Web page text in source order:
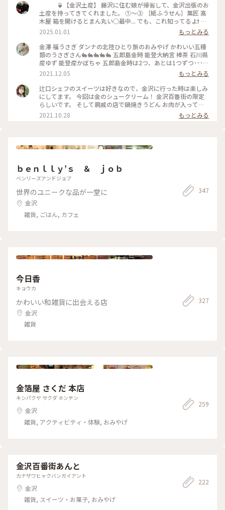
🍵【金沢土産】 藤沢に住む娘が帰省して、金沢出張のお
土産を持ってきてくれました。 ①～③ ［紙ふうせん］菓匠 髙
木屋 箱を開けるとまん丸い○最中... でも、これ知ってるよ❗ ち
ょうど実家で集まっていたので半分に割ってみ❗ うまく割ると
中には寒天ゼリー(錦玉)が出てくる 最中の色によって中の味が
違う 🍇ぶどう 🍋レモン 🍸白ワイン 🤎黒糖 でもね....
うちの家族みんな味音痴なので、議論するもどれがどの味かわ
からず😂🤣 最後には中のゼリーを食べてからになった最中皮
の半分に栗きんとんを詰めて 「🌰栗最中じゃ❗」と食べる姪 ...
そうすると、みんな真似しちゃうんだよね🤣😂🤣😂🤣😂
④［わり氷］村上製菓所 砂糖・寒天・白山の伏流水 原材料が
この3つのみ 外はカリッと中はしっとり 見た目は✨宝石みたい
袋を開けるとあっという間に食べちゃった ⑤［五郎島金時
芋］甘納豆かわむら 金沢にし茶屋街にある有名な甘納豆屋さ
んだけど、🍠芋の煮物を食べている感じ。 出張に行く前に金沢
の名店街で購入しているので下⬇のスポットにしてあります #
2025.01.01
もっとみる
金澤 福うさぎ ダンナの北陸ひとり旅のおみやげ かわいい五種
類のうさぎさん🐇🐇🐇🐇🐇 五郎島金時 能登大納言 棒茶 石川県
産ゆず 能登産かぼちゃ 五郎島金時は2つ、あとは1つずつ･･･
つまり、私が5つで、ダンナが1つだね‼️笑 今日は、左のうす緑
色の棒茶うさぎをいただきました🍵 香ばしい加賀棒茶餡が口
の中で上品に広がります😋まだまだあと4つ楽しみ～♡ #石川#
金沢#金澤#福うさぎ#うさぎ#まんじゅう#ひゃくまんさん#お
みやげ
2021.12.05
もっとみる
辻口シェフのスイーツは好きなので、金沢に行った時は楽しみ
にしてます。 今回は金のシュークリーム！ 金沢百番街の限定
らしいです。 そして親戚の店で鍋焼きうどん お肉が入ってい
るんだわー #金のシュークリーム #辻口シェフ#スイーツ#鍋焼
きうどん
2021.10.28 もっとみる
ｂｅｎｌｌｙ’ｓ ＆ ｊｏｂ
ベンリーズアンドジョブ
世界のユニークな品が一堂に
金沢
雑貨, ごはん, カフェ
347
今日香
キョウカ
かわいい和雑貨に出会える店
金沢
雑貨
327
金箔屋 さくだ 本店
キンパクヤ サクダ ホンテン
金沢
雑貨, アクティビティ・体験, おみやげ
259
金沢百番街あんと
カナザワヒャクバンガイアント
金沢
雑貨, スイーツ・お菓子, おみやげ
222